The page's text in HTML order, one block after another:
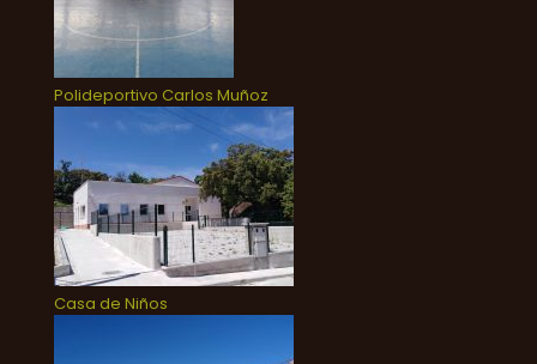
Polideportivo Carlos Muñoz
Casa de Niños